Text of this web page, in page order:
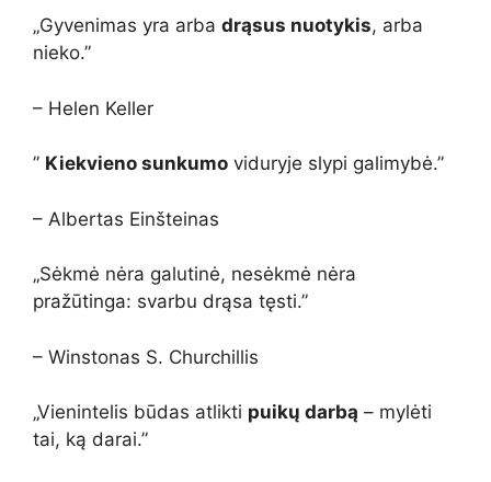
„Gyvenimas yra arba drąsus nuotykis, arba
nieko.”
– Helen Keller
” Kiekvieno sunkumo viduryje slypi galimybė.”
– Albertas Einšteinas
„Sėkmė nėra galutinė, nesėkmė nėra
pražūtinga: svarbu drąsa tęsti.”
– Winstonas S. Churchillis
„Vienintelis būdas atlikti puikų darbą – mylėti
tai, ką darai.”